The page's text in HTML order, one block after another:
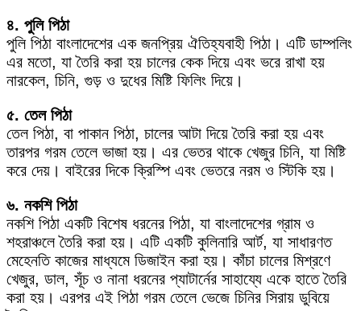
৪. পুলি পিঠা
পুলি পিঠা বাংলাদেশের এক জনপ্রিয় ঐতিহ্যবাহী পিঠা। এটি ডাম্পলিং
এর মতো, যা তৈরি করা হয় চালের কেক দিয়ে এবং ভরে রাখা হয়
নারকেল, চিনি, গুড় ও দুধের মিষ্টি ফিলিং দিয়ে।
৫. তেল পিঠা
তেল পিঠা, বা পাকান পিঠা, চালের আটা দিয়ে তৈরি করা হয় এবং
তারপর গরম তেলে ভাজা হয়। এর ভেতর থাকে খেজুর চিনি, যা মিষ্টি
করে দেয়। বাইরের দিকে ক্রিস্পি এবং ভেতরে নরম ও স্টিকি হয়।
৬. নকশি পিঠা
নকশি পিঠা একটি বিশেষ ধরনের পিঠা, যা বাংলাদেশের গ্রাম ও
শহরাঞ্চলে তৈরি করা হয়। এটি একটি কুলিনারি আর্ট, যা সাধারণত
মেহেনতি কাজের মাধ্যমে ডিজাইন করা হয়। কাঁচা চালের মিশ্রণে
খেজুর, ডাল, সূঁচ ও নানা ধরনের প্যাটার্নের সাহায্যে একে হাতে তৈরি
করা হয়। এরপর এই পিঠা গরম তেলে ভেজে চিনির সিরায় ডুবিয়ে